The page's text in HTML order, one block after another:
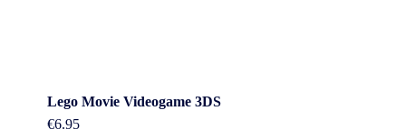
Lego Movie Videogame 3DS
€6.95